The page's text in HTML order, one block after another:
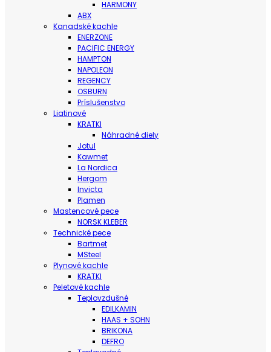
HARMONY
ABX
Kanadské kachle
ENERZONE
PACIFIC ENERGY
HAMPTON
NAPOLEON
REGENCY
OSBURN
Príslušenstvo
Liatinové
KRATKI
Náhradné diely
Jotul
Kawmet
La Nordica
Hergom
Invicta
Plamen
Mastencové pece
NORSK KLEBER
Technické pece
Bartmet
MSteel
Plynové kachle
KRATKI
Peletové kachle
Teplovzdušné
EDILKAMIN
HAAS + SOHN
BRIKONA
DEFRO